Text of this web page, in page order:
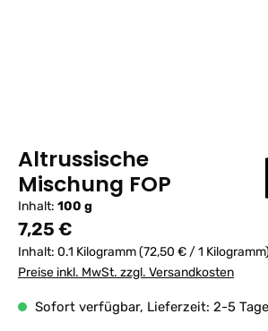
Altrussische
Mischung FOP
Inhalt: 100 g
Regulärer Preis:
7,25 €
Inhalt: 0.1 Kilogramm(72,50 € / 1 Kilogramm)
Preise inkl. MwSt. zzgl. Versandkosten
Sofort verfügbar, Lieferzeit: 2-5 Tage